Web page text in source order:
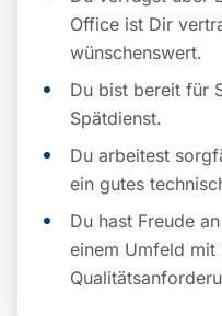
Office ist Dir
wünschenswert.
Du bist bereit für
Spätdienst.
Du arbeitest
ein gutes
Du hast Freude
einem Umfeld mit